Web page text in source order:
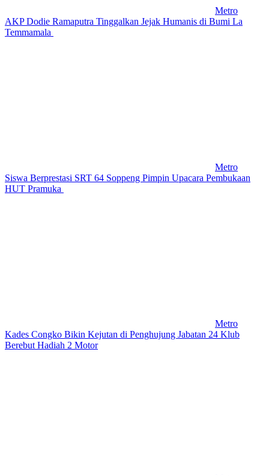
Metro
AKP Dodie Ramaputra Tinggalkan Jejak Humanis di Bumi La
Temmamala
Metro
Siswa Berprestasi SRT 64 Soppeng Pimpin Upacara Pembukaan
HUT Pramuka
Metro
Kades Congko Bikin Kejutan di Penghujung Jabatan 24 Klub
Berebut Hadiah 2 Motor